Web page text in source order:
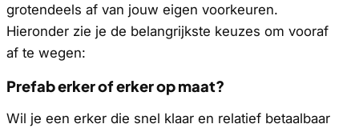
grotendeels af van jouw eigen voorkeuren.
Hieronder zie je de belangrijkste keuzes om vooraf
af te wegen:
Prefab erker of erker op maat?
Wil je een erker die snel klaar en relatief betaalbaar